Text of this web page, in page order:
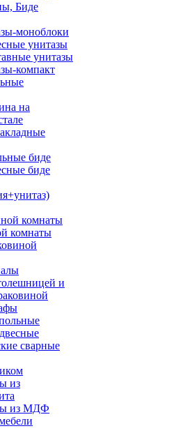
Биде
моноблоки
унитазы
унитазы
компакт
на
биде
биде
комнаты
и
сварные
из
из МДФ